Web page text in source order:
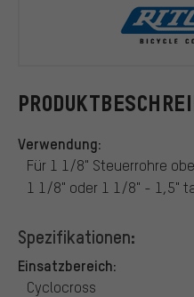
Verwendung:
Für 1 1/8" Steuerrohre
1 1/8" oder 1 1/8" - 1,5"
Spezifikationen:
Einsatzbereich:
Cyclocross